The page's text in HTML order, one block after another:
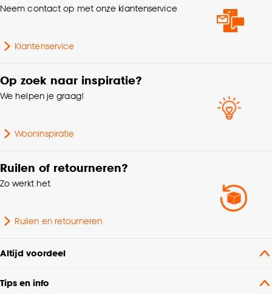
Neem contact op met onze klantenservice
Klantenservice
Op zoek naar inspiratie?
We helpen je graag!
Wooninspiratie
Ruilen of retourneren?
Zo werkt het
Ruilen en retourneren
Altijd voordeel
Tips en info